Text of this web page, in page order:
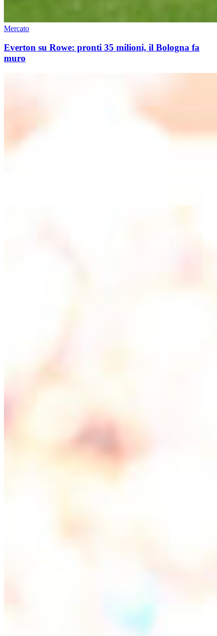
Mercato
Everton su Rowe: pronti 35 milioni, il Bologna fa
muro